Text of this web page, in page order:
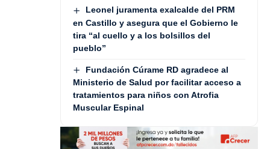
Leonel juramenta exalcalde del PRM
en Castillo y asegura que el Gobierno le
tira “al cuello y a los bolsillos del
pueblo”
Fundación Cúrame RD agradece al
Ministerio de Salud por facilitar acceso a
tratamientos para niños con Atrofia
Muscular Espinal